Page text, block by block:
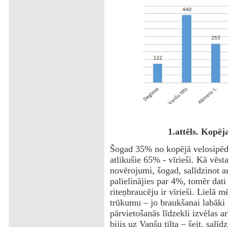
1.attēls.
Šogad 35% no kopējā
atlikušie 65% - vīrieši. Kā
novērojumi, šogad, salīdzinot
palielinājies par 4%, tomēr
riteņbraucēju ir vīrieši. Lielā
trūkumu – jo braukšanai
pārvietošanās līdzekli izvēlas
bijis uz Vanšu tilta – šeit,